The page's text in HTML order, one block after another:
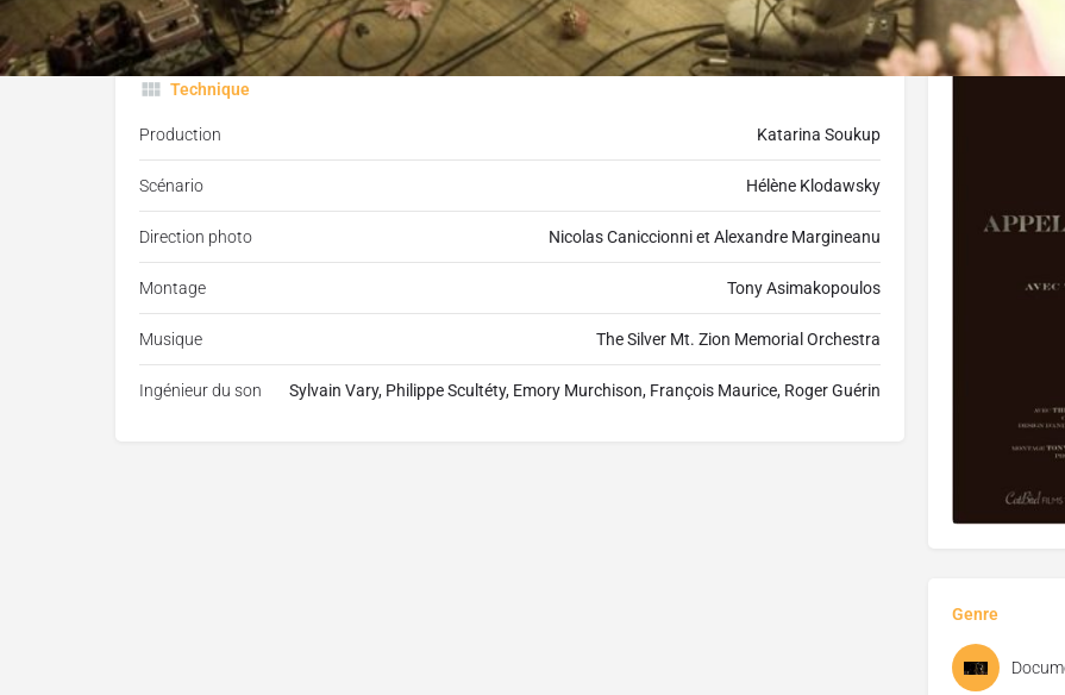
Technique
Production Katarina Soukup
Scénario Hélène Klodawsky
Direction photo Nicolas Caniccionni et Alexandre Margineanu
Montage Tony Asimakopoulos
Musique The Silver Mt. Zion Memorial Orchestra
Ingénieur du son Sylvain Vary, Philippe Scultéty, Emory Murchison, François Maurice, Roger Guérin
Genre